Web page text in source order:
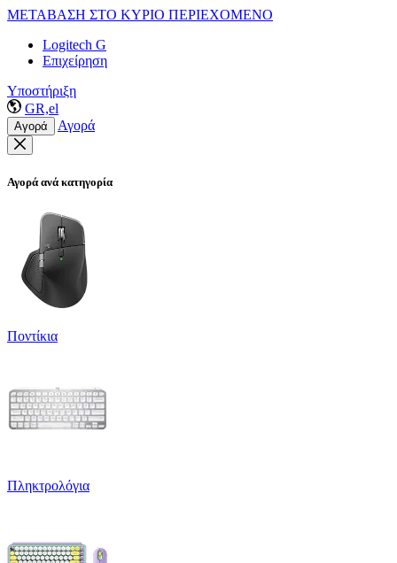
ΜΕΤΑΒΑΣΗ ΣΤΟ ΚΥΡΙΟ ΠΕΡΙΕΧΟΜΕΝΟ
Logitech G
Επιχείρηση
Υποστήριξη
GR,el
Αγορά Αγορά
Αγορά ανά κατηγορία
Ποντίκια
Πληκτρολόγια